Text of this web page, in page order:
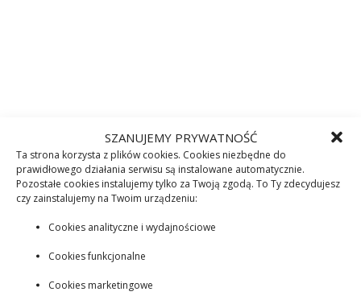
SZANUJEMY PRYWATNOŚĆ
Ta strona korzysta z plików cookies. Cookies niezbędne do
prawidłowego działania serwisu są instalowane automatycznie.
Pozostałe cookies instalujemy tylko za Twoją zgodą. To Ty zdecydujesz
czy zainstalujemy na Twoim urządzeniu:
Cookies analityczne i wydajnościowe
Cookies funkcjonalne
Cookies marketingowe